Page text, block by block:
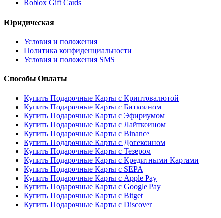
Roblox Gift Cards
Юридическая
Условия и положения
Политика конфиденциальности
Условия и положения SMS
Способы Оплаты
Купить Подарочные Карты с Криптовалютой
Купить Подарочные Карты с Биткоином
Купить Подарочные Карты с Эфириумом
Купить Подарочные Карты с Лайткоином
Купить Подарочные Карты с Binance
Купить Подарочные Карты с Догекоином
Купить Подарочные Карты с Тезером
Купить Подарочные Карты с Кредитными Картами
Купить Подарочные Карты с SEPA
Купить Подарочные Карты с Apple Pay
Купить Подарочные Карты с Google Pay
Купить Подарочные Карты с Bitget
Купить Подарочные Карты с Discover